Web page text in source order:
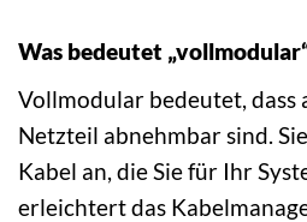
Was bedeutet
Vollmodular bedeutet, dass
Netzteil abnehmbar sind.
Kabel an, die Sie für Ihr
erleichtert das